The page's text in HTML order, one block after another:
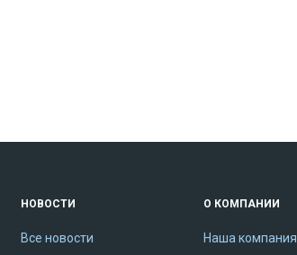
НОВОСТИ
Все новости
О КОМПАНИИ
Наша компания